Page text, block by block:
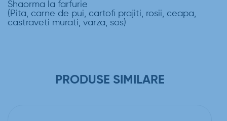
Shaorma la farfurie
(Pita, carne de pui, cartofi prajiti, rosii, ceapa,
castraveti murati, varza, sos)
PRODUSE SIMILARE